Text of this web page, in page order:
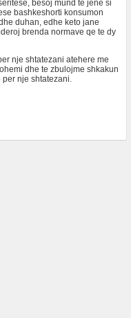
besoj mund te jene si
bashkeshorti konsumon
duhan, edhe keto jane
brenda normave qe te dy
nje shtatezani atehere me
dhe te zbulojme shkakun
nje shtatezani.